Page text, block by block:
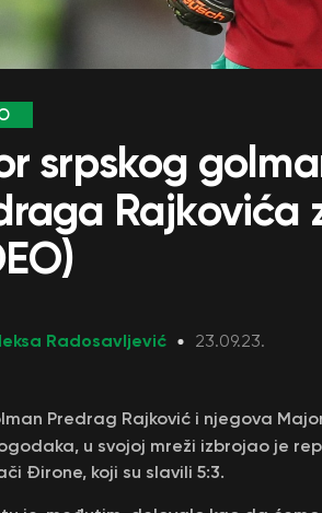
srpskog
Rajkovića
Radosavljević 23.09.23.
Predrag Rajković i njegova
u svojoj mreži izbrojao je
Đirone, koji su slavili 5:3.